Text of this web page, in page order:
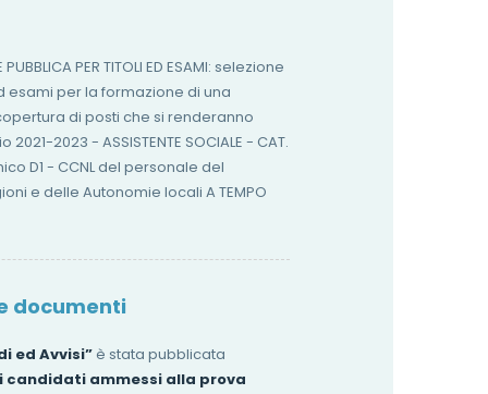
PUBBLICA PER TITOLI ED ESAMI: selezione
esami per la formazione di una
di posti che si renderanno
2023 - ASSISTENTE SOCIALE - CAT.
D1 - CCNL del personale del
e delle Autonomie locali A TEMPO
documenti
ed Avvisi” è stata pubblicata
ammessi alla prova